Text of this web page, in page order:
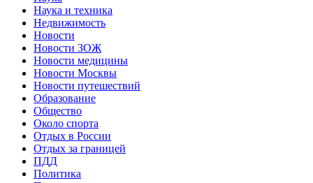
Наука и техника
Недвижимость
Новости
Новости ЗОЖ
Новости медицины
Новости Москвы
Новости путешествий
Образование
Общество
Около спорта
Отдых в России
Отдых за границей
ПДД
Политика